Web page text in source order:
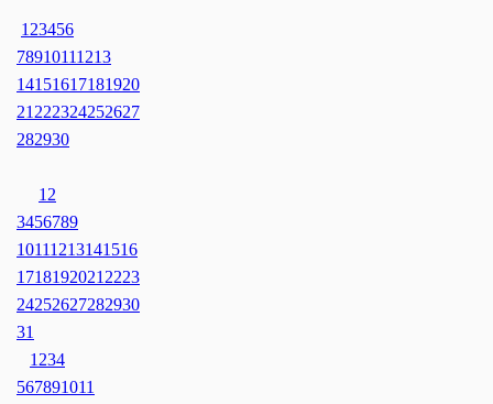
1 23456
78910111213
14151617181920
21 222324252627
282930
1 2
3456789
10111213141516
1718192021 2223
24252627282930
31
1 234
567891011